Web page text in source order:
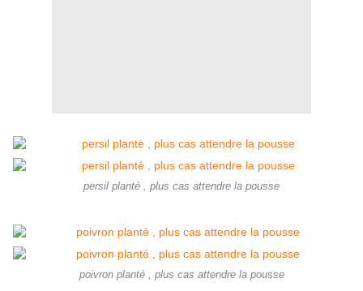
persil planté , plus cas attendre la pousse
poivron planté , plus cas attendre la pousse